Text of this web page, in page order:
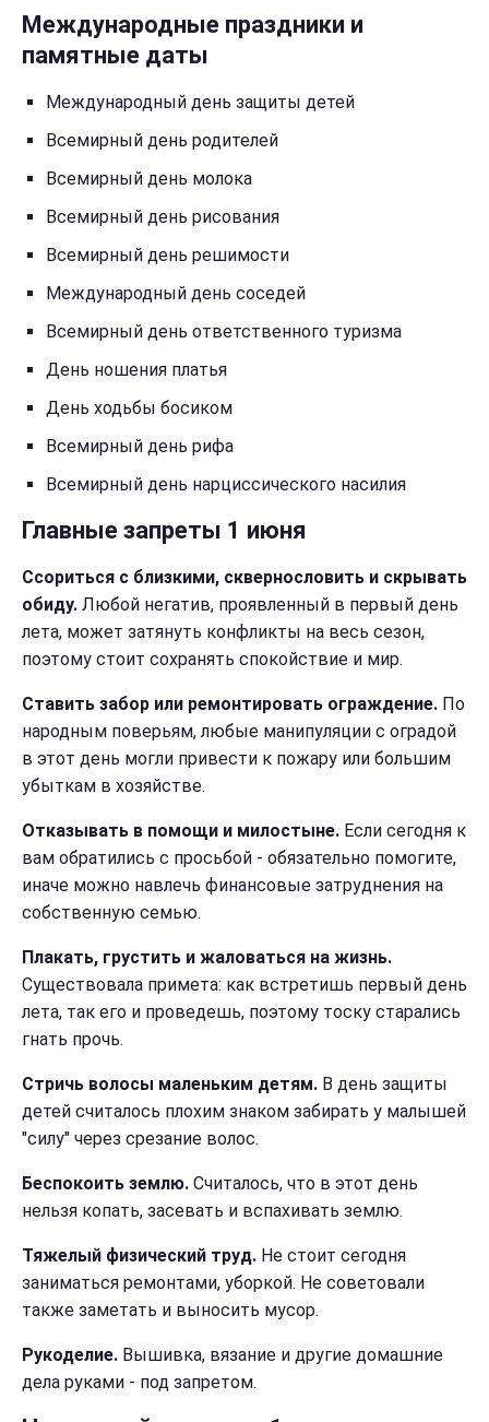
Международные праздники и
памятные даты
Международный день защиты детей
Всемирный день родителей
Всемирный день молока
Всемирный день рисования
Всемирный день решимости
Международный день соседей
Всемирный день ответственного туризма
День ношения платья
День ходьбы босиком
Всемирный день рифа
Всемирный день нарциссического насилия
Главные запреты 1 июня
Ссориться с близкими, сквернословить и скрывать
обиду. Любой негатив, проявленный в первый день
лета, может затянуть конфликты на весь сезон,
поэтому стоит сохранять спокойствие и мир.
Ставить забор или ремонтировать ограждение. По
народным поверьям, любые манипуляции с оградой
в этот день могли привести к пожару или большим
убыткам в хозяйстве.
Отказывать в помощи и милостыне. Если сегодня к
вам обратились с просьбой - обязательно помогите,
иначе можно навлечь финансовые затруднения на
собственную семью.
Плакать, грустить и жаловаться на жизнь.
Существовала примета: как встретишь первый день
лета, так его и проведешь, поэтому тоску старались
гнать прочь.
Стричь волосы маленьким детям. В день защиты
детей считалось плохим знаком забирать у малышей
"силу" через срезание волос.
Беспокоить землю. Считалось, что в этот день
нельзя копать, засевать и вспахивать землю.
Тяжелый физический труд. Не стоит сегодня
заниматься ремонтами, уборкой. Не советовали
также заметать и выносить мусор.
Рукоделие. Вышивка, вязание и другие домашние
дела руками - под запретом.